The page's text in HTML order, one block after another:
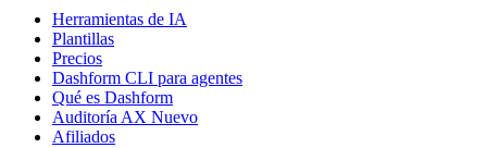
Herramientas de IA
Plantillas
Precios
Dashform CLI para agentes
Qué es Dashform
Auditoría AX Nuevo
Afiliados